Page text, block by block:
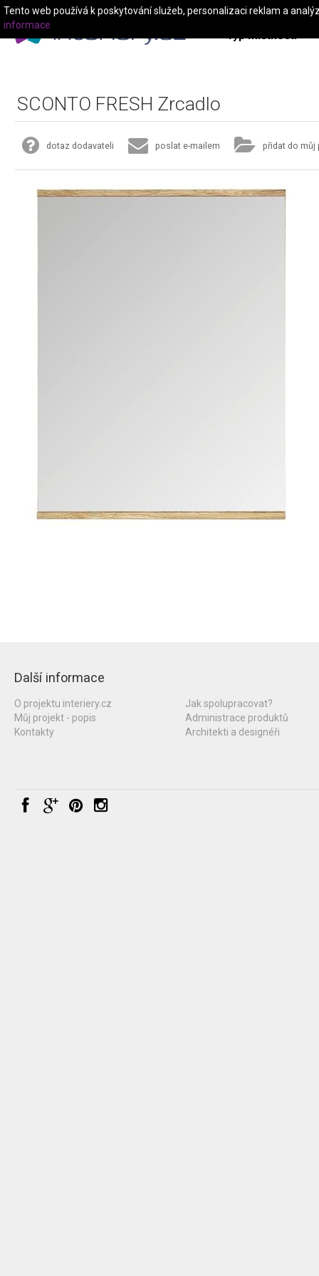
Typ místnosti
SCONTO FRESH Zrcadlo
dotaz dodavateli poslat e-mailem přidat do můj
Další informace
O projektu interiery.cz
Můj projekt - popis
Kontakty
Jak spolupracovat?
Administrace produktů
Architekti a designéři
Tento web používá k poskytování služeb, personalizaci reklam a
informace